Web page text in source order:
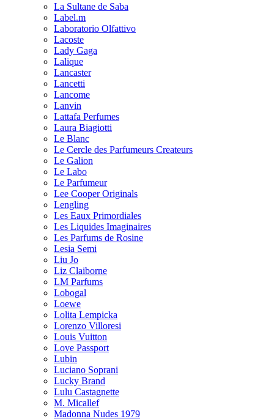
La Sultane de Saba
Label.m
Laboratorio Olfattivo
Lacoste
Lady Gaga
Lalique
Lancaster
Lancetti
Lancome
Lanvin
Lattafa Perfumes
Laura Biagiotti
Le Blanc
Le Cercle des Parfumeurs Createurs
Le Galion
Le Labo
Le Parfumeur
Lee Cooper Originals
Lengling
Les Eaux Primordiales
Les Liquides Imaginaires
Les Parfums de Rosine
Lesia Semi
Liu Jo
Liz Claiborne
LM Parfums
Lobogal
Loewe
Lolita Lempicka
Lorenzo Villoresi
Louis Vuitton
Love Passport
Lubin
Luciano Soprani
Lucky Brand
Lulu Castagnette
M. Micallef
Madonna Nudes 1979